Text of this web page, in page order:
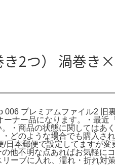
2つ） 渦巻き
プレミアムファイル2 旧
ナー品になります。・最近
・商品の状態に関してはあ
どのような場合でも購入さ
本郵便で設定してますが
他不明な点あればお気軽に
ーブに入れ、濡れ・折れ対